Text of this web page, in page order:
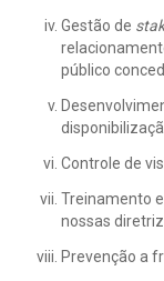
Gestão de
público
Controle de
Treinamento
nossas
Prevenção a